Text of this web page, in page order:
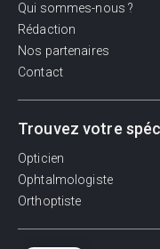
Qui sommes-nous ?
Rédaction
Nos partenaires
Contact
Trouvez votre
Opticien
Ophtalmologiste
Orthoptiste